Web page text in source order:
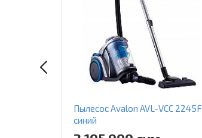
Пылесос Avalon AVL-VCC 2245F
синий